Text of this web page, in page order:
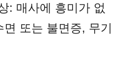
: 매사에 흥미가 없
면 또는 불면증, 무기